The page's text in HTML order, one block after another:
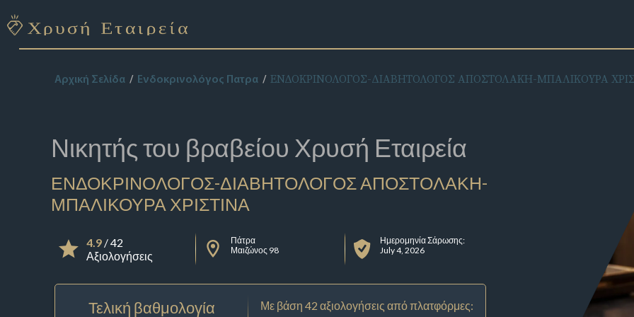
Αρχική Σελίδα Ενδοκρινολόγος Πατρα ΕΝΔΟΚΡΙΝΟΛΟΓΟΣ-ΔΙΑΒΗΤΟΛΟΓΟΣ ΑΠΟΣΤΟΛΑΚΗ-ΜΠΑΛΙΚΟΥΡΑ
Νικητής του βραβείου Χρυσή Εταιρεία
ΕΝΔΟΚΡΙΝΟΛΟΓΟΣ-ΔΙΑΒΗΤΟΛΟΓΟΣ ΑΠΟΣΤΟΛΑΚΗ-
ΜΠΑΛΙΚΟΥΡΑ ΧΡΙΣΤΙΝΑ
4.9/ 42
Αξιολογήσεις
Πάτρα
Μαιζώνος 98
Ημερομηνία Σάρωσης:
July 4, 2026
Τελική βαθμολογία Με βάση 42 αξιολογήσεις από πλατφόρμες: